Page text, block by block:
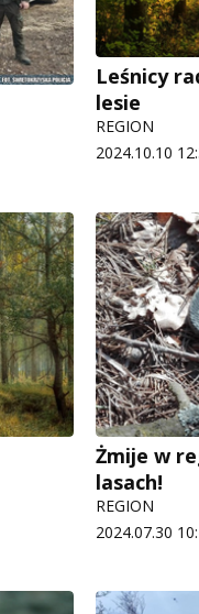
Leśnicy
lesie
REGION
2024.10.10
Żmije w
lasach!
REGION
2024.07.30